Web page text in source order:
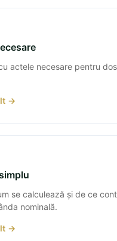
actele necesare pentru
→
se calculează și de ce
nominală.
→